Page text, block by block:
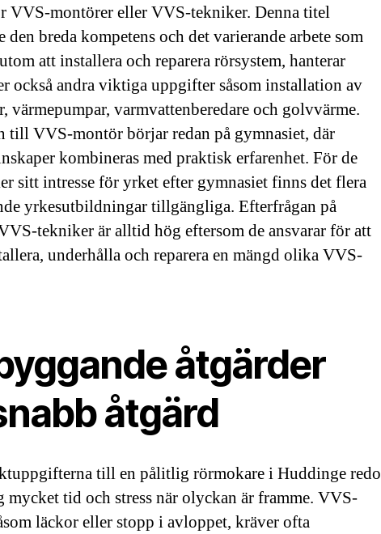
VVS-montörer eller VVS-tekniker. Denna titel
den breda kompetens och det varierande arbete som
att installera och reparera rörsystem, hanterar
också andra viktiga uppgifter såsom installation av
värmepumpar, varmvattenberedare och golvvärme.
till VVS-montör börjar redan på gymnasiet, där
kombineras med praktisk erfarenhet. För de
sitt intresse för yrket efter gymnasiet finns det flera
yrkesutbildningar tillgängliga. Efterfrågan på
tekniker är alltid hög eftersom de ansvarar för att
underhålla och reparera en mängd olika VVS-
åtgärder
åtgärd
till en pålitlig rörmokare i Huddinge redo
mycket tid och stress när olyckan är framme. VVS-
läckor eller stopp i avloppet, kräver ofta